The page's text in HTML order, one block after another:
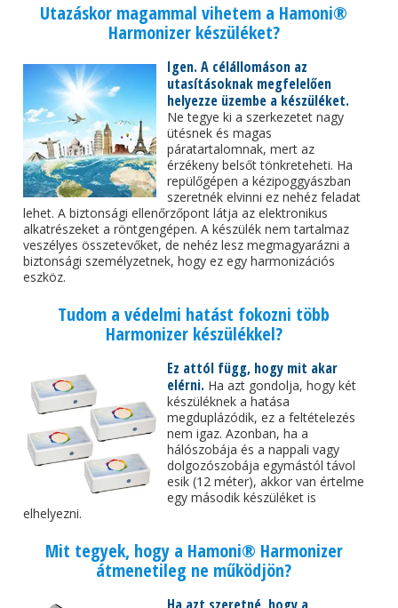
Utazáskor magammal vihetem a Hamoni®
Harmonizer készüléket?
Igen. A célállomáson az
utasításoknak megfelelően
helyezze üzembe a készüléket.
Ne tegye ki a szerkezetet nagy
ütésnek és magas
páratartalomnak, mert az
érzékeny belsőt tönkreteheti. Ha
repülőgépen a kézipoggyászban
szeretnék elvinni ez nehéz feladat
lehet. A biztonsági ellenőrzőpont látja az elektronikus
alkatrészeket a röntgengépen. A készülék nem tartalmaz
veszélyes összetevőket, de nehéz lesz megmagyarázni a
biztonsági személyzetnek, hogy ez egy harmonizációs
eszköz.
Tudom a védelmi hatást fokozni több
Harmonizer készülékkel?
Ez attól függ, hogy mit akar
elérni. Ha azt gondolja, hogy két
készüléknek a hatása
megduplázódik, ez a feltételezés
nem igaz. Azonban, ha a
hálószobája és a nappali vagy
dolgozószobája egymástól távol
esik (12 méter), akkor van értelme
egy második készüléket is
elhelyezni.
Mit tegyek, hogy a Hamoni® Harmonizer
átmenetileg ne működjön?